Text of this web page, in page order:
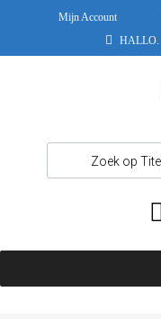
Mijn Account
HALLO.